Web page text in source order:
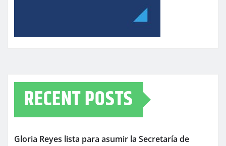
RECENT POSTS
Gloria Reyes lista para asumir la Secretaría de